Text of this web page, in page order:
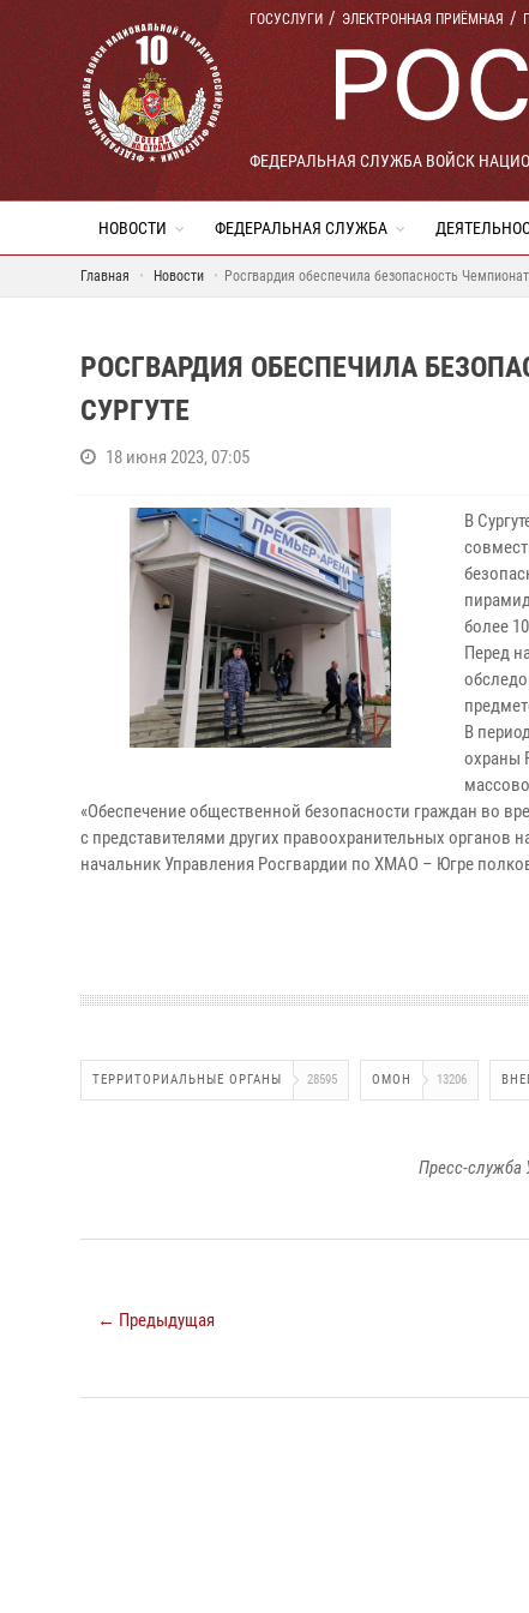
ГОСУСЛУГИ ЭЛЕКТРОННАЯ ПРИЁМНАЯ
ФЕДЕРАЛЬНАЯ СЛУЖБА ВОЙСК
НОВОСТИ ФЕДЕРАЛЬНАЯ СЛУЖБА
Главная Новости Росгвардия обеспечила безопасность
РОСГВАРДИЯ ОБЕСПЕЧИЛА
СУРГУТЕ
18 июня 2023, 07:05
В
более
Перед
В
охраны
«Обеспечение общественной безопасности граждан во
с представителями других правоохранительных
начальник Управления Росгвардии по ХМАО – Югре
ТЕРРИТОРИАЛЬНЫЕ ОРГАНЫ 28595 ОМОН 13206
Пресс-служба
← Предыдущая